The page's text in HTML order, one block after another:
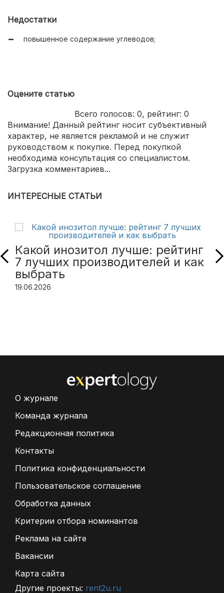
Недостатки
повышенное содержание углеводов;
Оцените статью
Всего голосов: 0, рейтинг: 0
Внимание! Данный рейтинг носит субъективный
характер, не является рекламой и не служит
руководством к покупке. Перед покупкой
необходима консультация со специалистом.
Загрузка комментариев...
ИНТЕРЕСНЫЕ СТАТЬИ
Какой инозитол лучше: рейтинг
7 лучших производителей и как
выбрать
19.06.2026
О журнале
Команда журнала
Редакционная политика
Контакты
Политика конфиденциальности
Пользовательское соглашение
Обработка данных
Критерии отбора номинантов
Реклама на сайте
Вакансии
Карта сайта
Другие проекты: rent2u.ru